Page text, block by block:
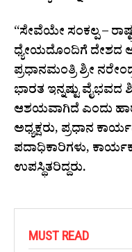
“ಸೇವೆಯೇ ಸಂಕಲ್ಪ –
ಧ್ಯೇಯದೊಂದಿಗೆ ದೇಶದ
ಪ್ರಧಾನಮಂತ್ರಿ ಶ್ರೀ
ಭಾರತ ಇನ್ನಷ್ಟು
ಆಶಯವಾಗಿದೆ ಎಂದು
ಅಧ್ಯಕ್ಷರು, ಪ್ರಧಾನ
ಪದಾಧಿಕಾರಿಗಳು,
ಉಪಸ್ಥಿತರಿದ್ದರು.
MUST READ